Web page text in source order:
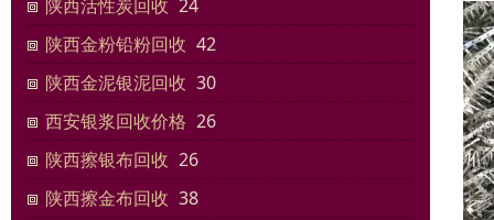
陕西活性炭回收 24
陕西金粉铅粉回收 42
陕西金泥银泥回收 30
西安银浆回收价格 26
陕西擦银布回收 26
陕西擦金布回收 38